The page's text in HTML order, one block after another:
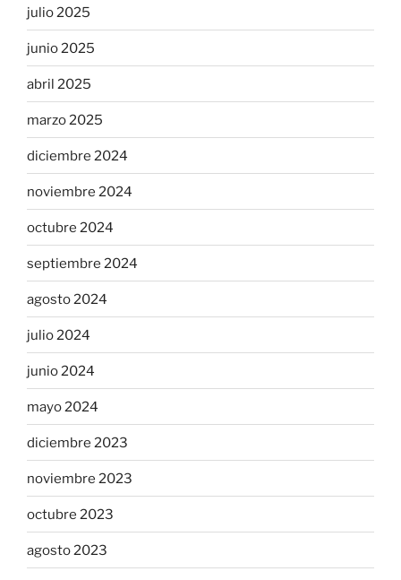
julio 2025
junio 2025
abril 2025
marzo 2025
diciembre 2024
noviembre 2024
octubre 2024
septiembre 2024
agosto 2024
julio 2024
junio 2024
mayo 2024
diciembre 2023
noviembre 2023
octubre 2023
agosto 2023